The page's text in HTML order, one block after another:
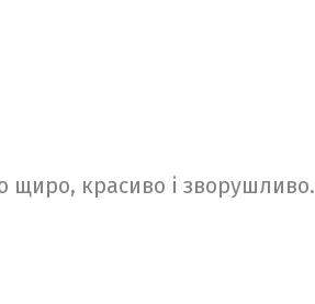
щиро, красиво і зворушливо.